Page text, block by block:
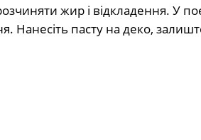
жир і відкладення. У
Нанесіть пасту на деко,